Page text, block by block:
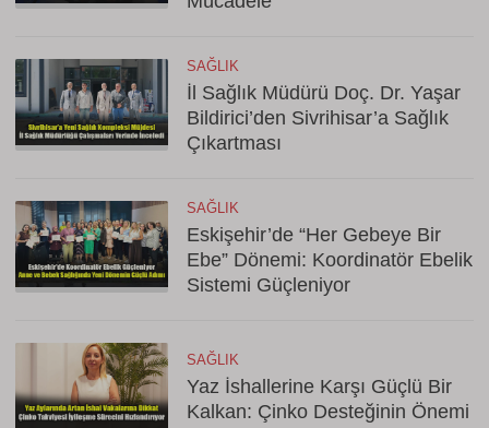
SAĞLIK
İl Sağlık Müdürü Doç. Dr. Yaşar
Bildirici’den Sivrihisar’a Sağlık
Çıkartması
SAĞLIK
Eskişehir’de “Her Gebeye Bir
Ebe” Dönemi: Koordinatör Ebelik
Sistemi Güçleniyor
SAĞLIK
Yaz İshallerine Karşı Güçlü Bir
Kalkan: Çinko Desteğinin Önemi